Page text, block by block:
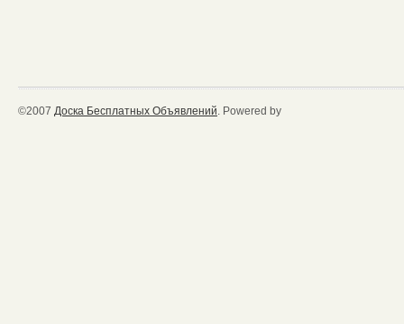
©2007 Доска Бесплатных Объявлений . Powered by